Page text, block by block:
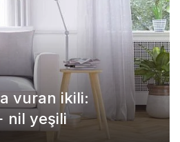
vuran ikili:
nil yeşili